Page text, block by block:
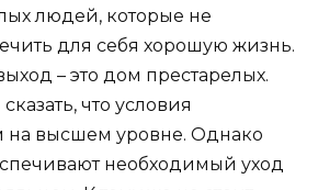
людей, которые не
для себя хорошую жизнь.
– это дом престарелых.
что условия
на высшем уровне. Однако
необходимый уход